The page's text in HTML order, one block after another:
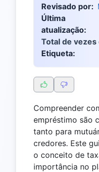
Revisado por:
Última
atualização:
Total de vezes
Etiqueta:
Compreender
empréstimo são
tanto para
credores. Este
o conceito de
importância no